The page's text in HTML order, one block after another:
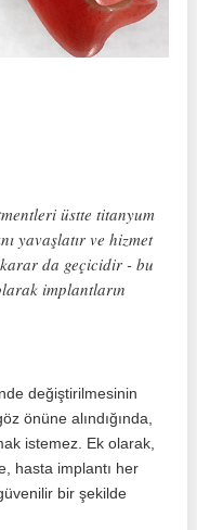
üstte titanyum
yavaşlatır ve hizmet
da geçicidir - bu
implantların
değiştirilmesinin
önüne alındığında,
istemez. Ek olarak,
hasta implantı her
bir şekilde